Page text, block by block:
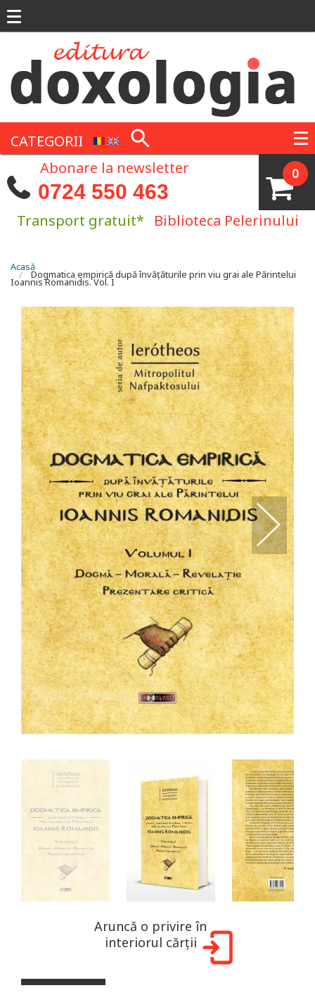
CATEGORII
0
Abonare la newsletter
0724 550 463
Transport gratuit* Biblioteca Pelerinului
Eşti aici
Acasă
Dogmatica empirică după învățăturile prin viu grai ale Părintelui
Ioannis Romanidis. Vol. I
Aruncă o privire în
interiorul cărții